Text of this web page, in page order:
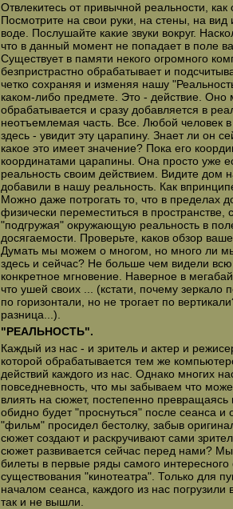
Отвлекитесь от привычной реальности, как
Посмотрите на свои руки, на стены, на вид
воде. Послушайте какие звуки вокруг.
что в данный момент не попадает в поле
Существует в памяти некого огромного
безпристрастно обрабатывает и
четко сохраняя и изменяя нашу
каком-либо предмете. Это - действие. Оно
обрабатывается и сразу добавляется в
неотъемлемая часть. Все. Любой человек
здесь - увидит эту царапину. Знает ли он
какое это имеет значение? Пока его
координатами царапины. Она просто уже
реальность своим действием. Видите дом
добавили в нашу реальность. Как
Можно даже потрогать то, что в пределах
физически переместиться в
"подгружая" окружающую реальность в
досягаемости. Проверьте, каков обзор
Думать мы можем о многом, но много ли
здесь и сейчас? Не больше чем видели
конкретное мгновение. Наверное в
что ушей своих ... (кстати, почему зеркало
по горизонтали, но не трогает по
разница...).
"РЕАЛЬНОСТЬ".
Каждый из нас - и зритель и актер и
которой обрабатывается тем же
действий каждого из нас. Однако многих
повседневность, что мы забываем что
влиять на сюжет, постепенно превращаясь
обидно будет "проснуться" после сеанса и
"фильм" просидел бестолку, забыв
сюжет создают и раскручивают сами
сюжет развивается сейчас перед нами? Мы
билеты в первые ряды самого
существования "кинотеатра". Только для
началом сеанса, каждого из нас погрузили
так и не вышли.